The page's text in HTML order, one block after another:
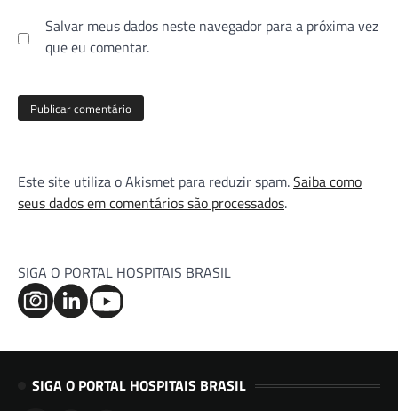
Salvar meus dados neste navegador para a próxima vez
que eu comentar.
Este site utiliza o Akismet para reduzir spam.Saiba como
seus dados em comentários são processados.
SIGA O PORTAL HOSPITAIS BRASIL
SIGA O PORTAL HOSPITAIS BRASIL